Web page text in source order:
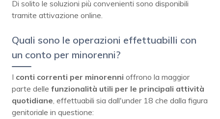
Di solito le soluzioni più convenienti sono disponibili
tramite attivazione online.
Quali sono le operazioni effettuabilli con
un conto per minorenni?
I conti correnti per minorenni offrono la maggior
parte delle funzionalità utili per le principali attività
quotidiane, effettuabili sia dall'under 18 che dalla figura
genitoriale in questione: